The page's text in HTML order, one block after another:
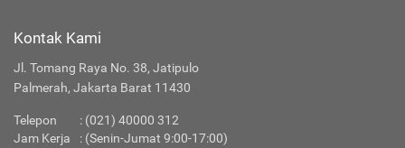
Kontak Kami
Jl. Tomang Raya No. 38, Jatipulo
Palmerah, Jakarta Barat 11430
Telepon : (021) 40000 312
Jam Kerja
: (Senin-Jumat 9:00-17:00)